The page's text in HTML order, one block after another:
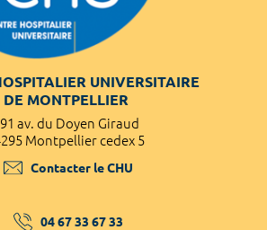
UNIVERSITAIRE
DE MONTPELLIER
av. du Doyen Giraud
Montpellier cedex 5
Contacter le CHU
04 67 33 67 33